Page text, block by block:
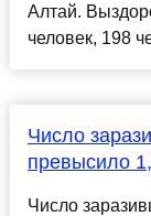
Алтай.
человек, 198
Число
превысило
Число